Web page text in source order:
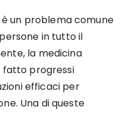
un problema comune
in tutto il
la medicina
fatto progressi
efficaci per
Una di queste